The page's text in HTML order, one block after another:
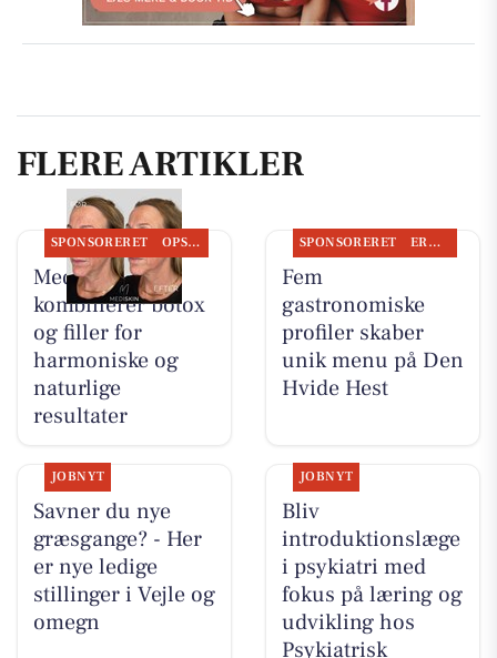
FLERE ARTIKLER
SPONSORERET OPSLAGSTAVLEN
MediSkin
kombinerer botox
og filler for
harmoniske og
naturlige
resultater
SPONSORERET ERHVERV
Fem
gastronomiske
profiler skaber
unik menu på Den
Hvide Hest
JOBNYT
Savner du nye
græsgange? - Her
er nye ledige
stillinger i Vejle og
omegn
JOBNYT
Bliv
introduktionslæge
i psykiatri med
fokus på læring og
udvikling hos
Psykiatrisk